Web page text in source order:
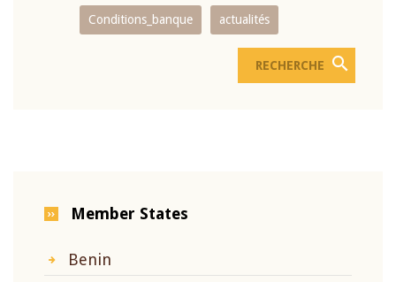
Conditions_banque actualités
Member States
Benin